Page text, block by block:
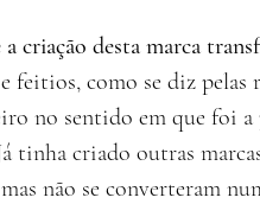
criação desta marca
feitios, como se diz pelas
no sentido em que foi
tinha criado outras
não se converteram